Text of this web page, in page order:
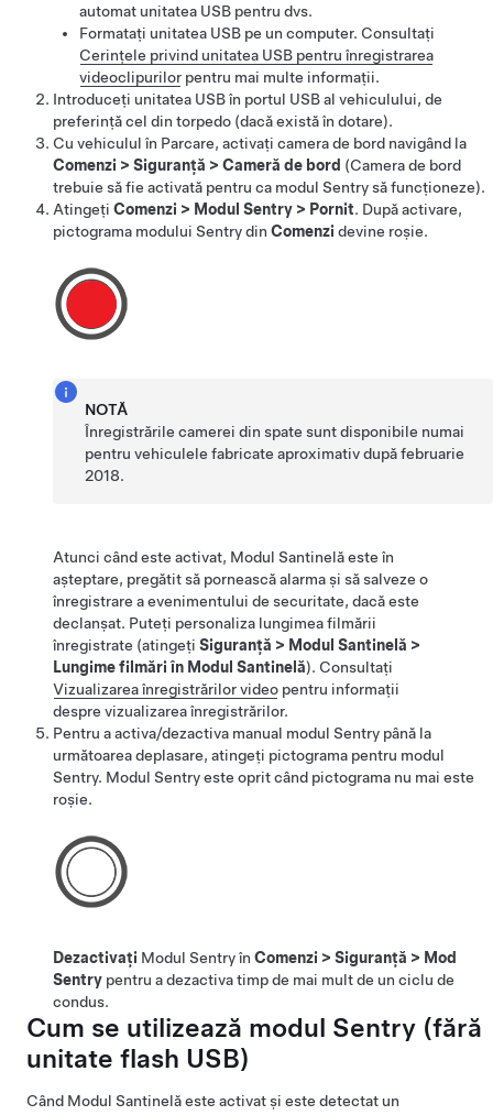
automat unitatea USB pentru dvs.
Formatați unitatea USB pe un computer. Consultați
Cerințele privind unitatea USB pentru înregistrarea
videoclipurilor pentru mai multe informații.
Introduceți unitatea USB în portul USB al vehiculului, de
preferință cel din torpedo (dacă există în dotare).
Cu vehiculul în Parcare, activați camera de bord navigând la
Comenzi > Siguranță > Cameră de bord (Camera de bord
trebuie să fie activată pentru ca modul Sentry să funcționeze).
Atingeți Comenzi > Modul Sentry > Pornit. După activare,
pictograma modului Sentrydin Comenzidevine roșie.
NOTĂ
Înregistrările camerei din spate sunt disponibile numai
pentru vehiculele fabricate aproximativ după februarie
2018.
Atunci când este activat, Modul Santinelă este în
așteptare, pregătit să pornească alarma și să salveze o
înregistrare a evenimentului de securitate, dacă este
declanșat. Puteți personaliza lungimea filmării
înregistrate (atingeți Siguranță > Modul Santinelă >
Lungime filmări în Modul Santinelă). Consultați
Vizualizarea înregistrărilor video pentru informații
despre vizualizarea înregistrărilor.
Pentru a activa/dezactiva manual modul Sentry până la
următoarea deplasare, atingeți pictograma pentru modul
Sentry. Modul Sentry este oprit când pictograma nu mai este
roșie.
Dezactivați Modul Sentry în Comenzi > Siguranță > Mod
Sentry pentru a dezactiva timp de mai mult de un ciclu de
condus.
Cum se utilizează modul Sentry (fără
unitate flash USB)
Când Modul Santinelă este activat și este detectat un